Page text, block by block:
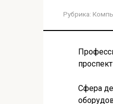
Рубрика:
Сфера